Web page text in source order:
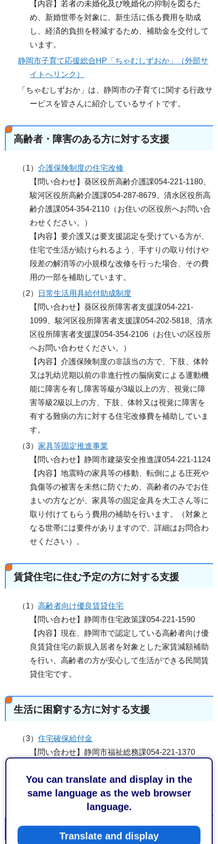
You can translate and display in the
same language as the web browser
language.
Translate and display
【内容】若者の未婚化及び晩婚化の抑制を図るた
め、新婚世帯を対象に、新生活に係る費用を助成
し、経済的負担を軽減するため、補助金を交付して
います。
静岡市子育て応援総合HP「ちゃむしずおか」（外部サ
イトへリンク）
「ちゃむしずおか」は、静岡市の子育てに関する行政サ
ービスを皆さんに紹介しているサイトです。
高齢者・障害のある方に対する支援
（1）介護保険制度の住宅改修
【問い合わせ】葵区役所高齢介護課054-221-1180、
駿河区役所高齢介護課054-287-8679、清水区役所高
齢介護課054-354-2110（お住いの区役所へお問い合
わせください。）
【内容】要介護又は要支援認定を受けている方が、
住宅で生活が続けられるよう、手すりの取り付けや
段差の解消等の小規模な改修を行った場合、その費
用の一部を補助しています。
（2）
日常生活用具給付助成制度
【問い合わせ】葵区役所障害者支援課054-221-
1099、駿河区役所障害者支援課054-202-5818、清水
区役所障害者支援課054-354-2106（お住いの区役所
へお問い合わせください。）
【内容】介護保険制度の非該当の方で、下肢、体幹
又は乳幼児期以前の非進行性の脳病変による運動機
能に障害を有し障害等級が3級以上の方、視覚に障
害等級2級以上の方、下肢、体幹又は視覚に障害を
有する難病の方に対する住宅改修費を補助していま
す。
（3）家具等固定推進事業
【問い合わせ】静岡市建築安全推進課054-221-1124
【内容】地震時の家具等の移動、転倒による圧死や
負傷等の被害を未然に防ぐため、高齢者のみでお住
まいの方などが、家具等の固定金具を大工さん等に
取り付けてもらう費用の補助を行います。（対象と
なる世帯には要件がありますので、詳細はお問合わ
せください）。
賃貸住宅に住む予定の方に対する支援
（1）高齢者向け優良賃貸住宅
【問い合わせ】静岡市住宅政策課054-221-1590
【内容】現在、静岡市で認定している高齢者向け優
良賃貸住宅の新規入居者を対象とした家賃減額補助
を行い、高齢者の方が安心して生活ができる民間賃
貸住宅です。
生活に困窮する方に対する支援
（3）住宅確保給付金
【問い合わせ】静岡市福祉総務課054-221-1370
悩む方に、再就職に向けた活動を行うなどを要件と
して、家賃額を補助しています。
災害対策に対する支援